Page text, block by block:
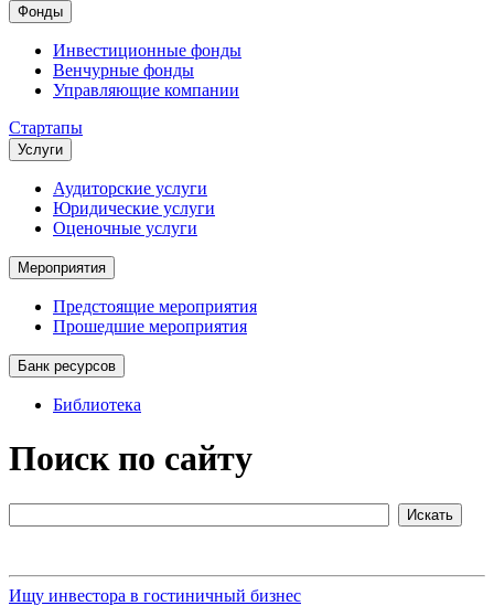
Фонды
Инвестиционные фонды
Венчурные фонды
Управляющие компании
Стартапы
Услуги
Аудиторские услуги
Юридические услуги
Оценочные услуги
Мероприятия
Предстоящие мероприятия
Прошедшие мероприятия
Банк ресурсов
Библиотека
Поиск по сайту
Ищу инвестора в гостиничный бизнес